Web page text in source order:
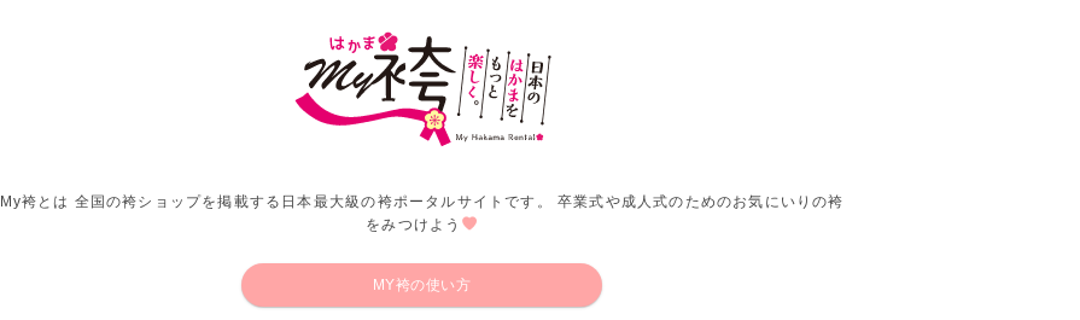
My袴とは 全国の袴ショップを掲載する日本最大級の袴ポータルサイトです。 卒業式や成人式のためのお気にいりの袴
をみつけよう
MY袴の使い方